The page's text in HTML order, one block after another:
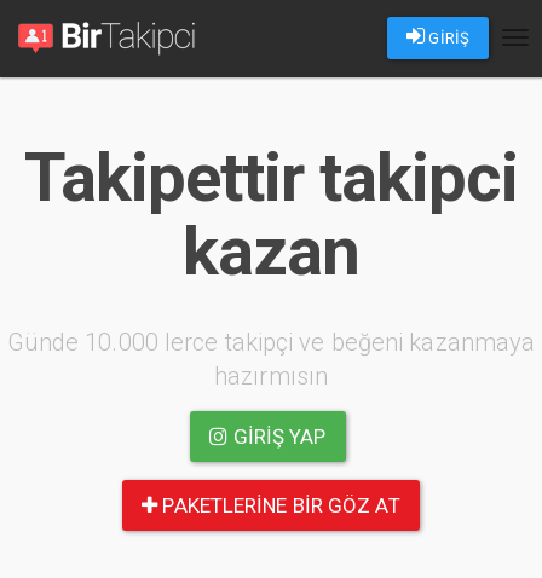
GİRİŞ
Takipettir takipci
kazan
Günde 10.000 lerce takipçi ve beğeni kazanmaya
hazırmısın
GIRIŞ YAP
PAKETLERINE BIR GÖZ AT